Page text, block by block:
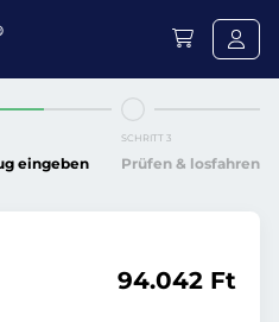
eingeben
SCHRITT 3
Prüfen & losfahren
94.042 Ft